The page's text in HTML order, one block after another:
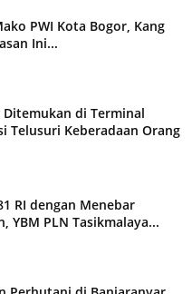
PWI Kota Bogor, Kang
Ini...
Ditemukan di Terminal
Telusuri Keberadaan Orang
RI dengan Menebar
YBM PLN Tasikmalaya...